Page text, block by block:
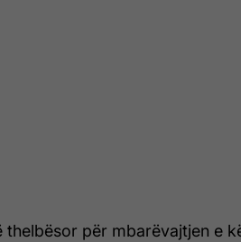
thelbësor për mbarëvajtjen e